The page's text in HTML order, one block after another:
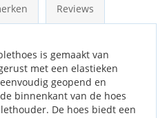
Reviews
is gemaakt van
met een elastieken
geopend en
binnenkant van de hoes
De hoes biedt een